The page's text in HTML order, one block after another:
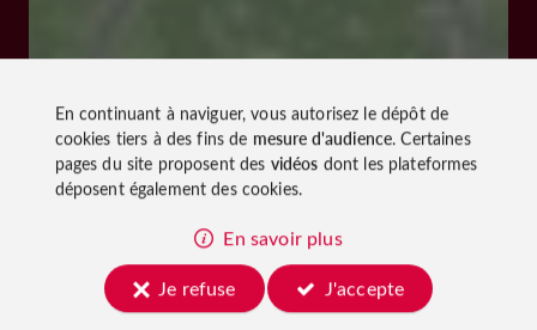
En continuant à naviguer, vous autorisez le dépôt de
cookies tiers à des fins de mesure d'audience. Certaines
pages du site proposent des vidéos dont les plateformes
déposent également des cookies.
En savoir plus
Je refuse
J'accepte